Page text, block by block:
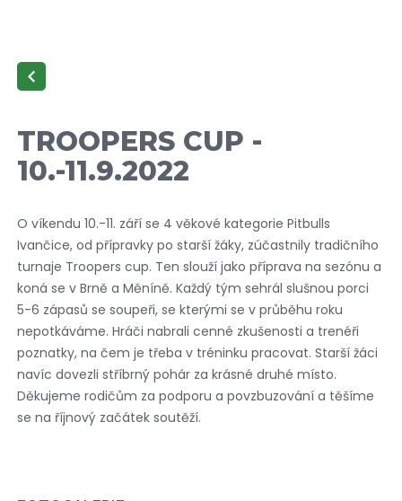
TROOPERS CUP -
10.-11.9.2022
O víkendu 10.-11. září se 4 věkové kategorie Pitbulls
Ivančice, od přípravky po starší žáky, zúčastnily tradičního
turnaje Troopers cup. Ten slouží jako příprava na sezónu a
koná se v Brně a Měníně. Každý tým sehrál slušnou porci
5-6 zápasů se soupeři, se kterými se v průběhu roku
nepotkáváme. Hráči nabrali cenné zkušenosti a trenéři
poznatky, na čem je třeba v tréninku pracovat. Starší žáci
navíc dovezli stříbrný pohár za krásné druhé místo.
Děkujeme rodičům za podporu a povzbuzování a těšíme
se na říjnový začátek soutěží.